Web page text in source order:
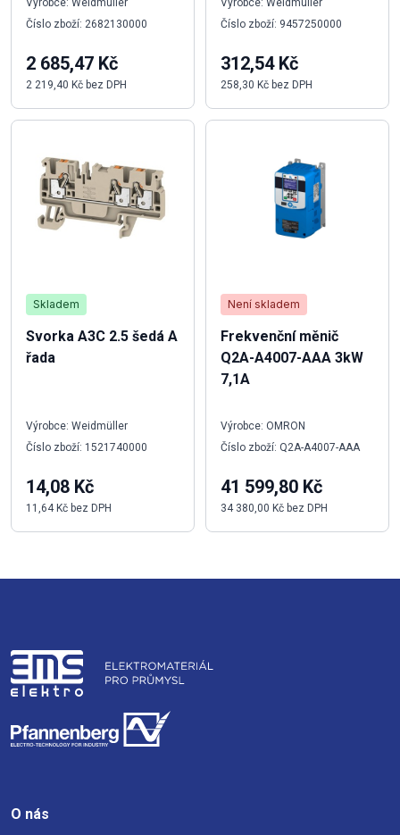
Číslo zboží: 2682130000
2 685,47 Kč
2 219,40 Kč bez DPH
Skladem
Svorka A3C 2.5 šedá A
řada
Výrobce: Weidmüller
Číslo zboží: 1521740000
14,08 Kč
11,64 Kč bez DPH
Číslo zboží: 9457250000
312,54 Kč
258,30 Kč bez DPH
Není skladem
Frekvenční měnič
Q2A-A4007-AAA 3kW
7,1A
Výrobce: OMRON
Číslo zboží: Q2A-A4007-AAA
41 599,80 Kč
34 380,00 Kč bez DPH
O nás